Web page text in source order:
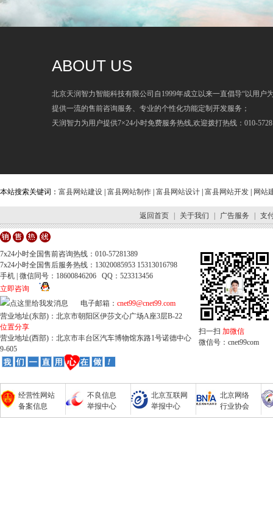
ABOUT US
北京天润智力智能科技有限公司自1999年成立以来一直倡导“以用户
提供一流的售前咨询服务、专业的个性化功能定制开发服务；
天润智力为用户提供7×24小时免费服务热线,欢迎拨打热线：010-
本站搜索关键词： 富县网站建设 富县网站制作 富县网站设计 富县网站开发 网站
返回首页 关于我们 广告服务 支
7x24小时全国售前咨询热线：010-57281389
7x24小时全国售后服务热线：13020085953 15313016798
手机 | 微信同号：18600846206 QQ：523313456
立即咨询
电子邮箱： cnet99@cnet99.com
营业地址(东部)：北京市朝阳区伊莎文心广场A座3层B-22
位置分享
营业地址(西部)：北京市丰台区汽车博物馆东路1号诺德中心
9-605
扫一扫 加微信
微信号：cnet99com
经营性网站
备案信息
不良信息
举报中心
北京互联网
举报中心
北京网络
行业协会